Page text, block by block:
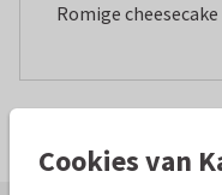
Romige
🎄 Ook leuk om te
kersttafel helemaal af.
Cookies van